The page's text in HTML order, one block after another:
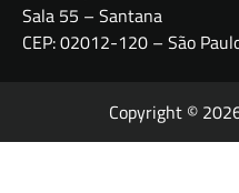
Sala 55 – Santana
CEP: 02012-120 – São
Copyright ©